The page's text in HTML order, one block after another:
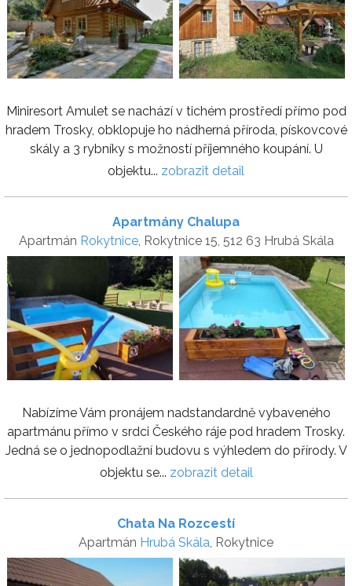
Miniresort Amulet se nachází v tichém prostředí přímo pod
hradem Trosky, obklopuje ho nádherná příroda, pískovcové
skály a 3 rybníky s možností příjemného koupání. U
objektu... zobrazit detail
Apartmány Chalupa
Apartmán Rokytnice, Rokytnice 15, 512 63 Hrubá Skála
Nabízíme Vám pronájem nadstandardně vybaveného
apartmánu přímo v srdci Českého ráje pod hradem Trosky.
Jedná se o jednopodlažní budovu s výhledem do přírody. V
objektu se... zobrazit detail
Chata Na Rozcestí
Apartmán Hrubá Skála, Rokytnice